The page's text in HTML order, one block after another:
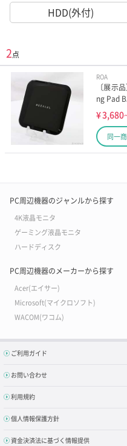
HDD(外付)
2点
ROA
〔展示
ng Pad
¥3,680
同一
PC周辺機器のジャンルから探す
4K液晶モニタ
ゲーミング液晶モニタ
ハードディスク
PC周辺機器のメーカーから探す
Acer(エイサー)
Microsoft(マイクロソフト)
WACOM(ワコム)
ご利用ガイド
お問い合わせ
利用規約
個人情報保護方針
資金決済法に基づく情報提供